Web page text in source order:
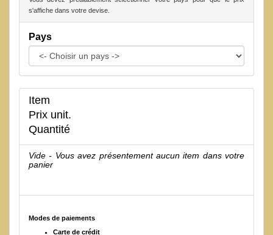
s'affiche dans votre devise.
Pays
Item
Prix unit.
Quantité
Vide - Vous avez présentement aucun item dans votre
panier
Modes de paiements
Carte de crédit